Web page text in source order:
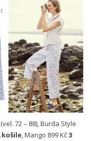
72 – 88), Burda Style
košile, Mango 899 Kč3